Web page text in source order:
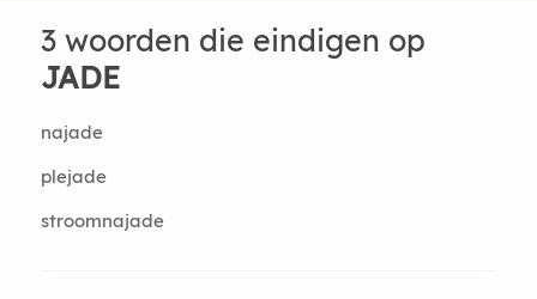
3 woorden die eindigen op
JADE
najade
plejade
stroomnajade